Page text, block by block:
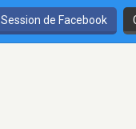
Session de Facebook